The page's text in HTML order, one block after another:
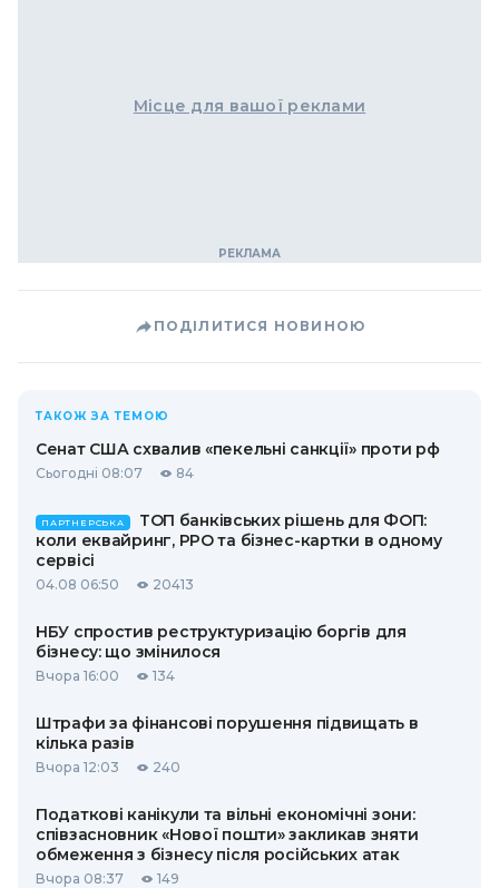
Місце для вашої реклами
ПОДІЛИТИСЯ НОВИНОЮ
ТАКОЖ ЗА ТЕМОЮ
Сенат США схвалив «пекельні санкції» проти рф
Сьогодні 08:07 84
ПАРТНЕРСЬКА
ТОП банківських рішень для ФОП:
коли еквайринг, РРО та бізнес-картки в одному
сервісі
04.08 06:50 20413
НБУ спростив реструктуризацію боргів для
бізнесу: що змінилося
Вчора 16:00 134
Штрафи за фінансові порушення підвищать в
кілька разів
Вчора 12:03 240
Податкові канікули та вільні економічні зони:
співзасновник «Нової пошти» закликав зняти
обмеження з бізнесу після російських атак
Вчора 08:37 149